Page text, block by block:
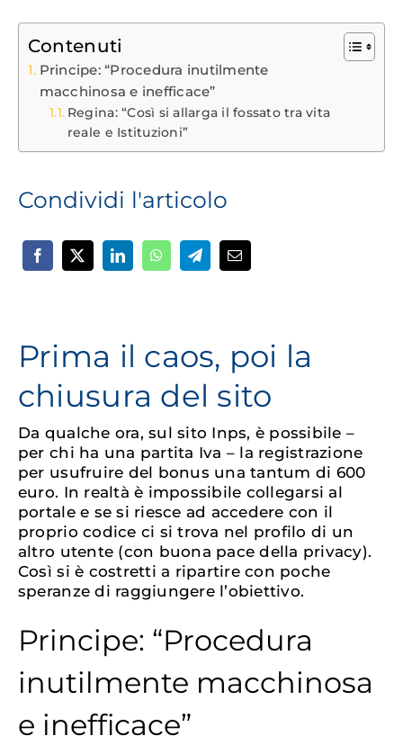
Contenuti
Principe: “Procedura inutilmente
macchinosa e inefficace”
Regina: “Così si allarga il fossato tra vita
reale e Istituzioni”
Condividi l'articolo
Prima il caos, poi la
chiusura del sito
Da qualche ora, sul sito Inps, è possibile –
per chi ha una partita Iva – la registrazione
per usufruire del bonus una tantum di 600
euro. In realtà è impossibile collegarsi al
portale e se si riesce ad accedere con il
proprio codice ci si trova nel profilo di un
altro utente (con buona pace della privacy).
Così si è costretti a ripartire con poche
speranze di raggiungere l’obiettivo.
Principe: “Procedura
inutilmente macchinosa
e inefficace”